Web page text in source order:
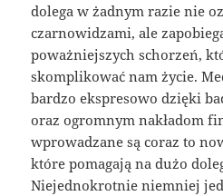
dolega w żadnym razie nie
czarnowidzami, ale
poważniejszych schorzeń,
skomplikować nam życie.
bardzo ekspresowo dzięki
oraz ogromnym nakładom
wprowadzane są coraz to
które pomagają na dużo
Niejednokrotnie niemniej